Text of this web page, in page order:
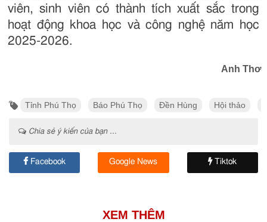
viên, sinh viên có thành tích xuất sắc trong
hoạt động khoa học và công nghệ năm học
2025-2026.
Anh Thơ
Tỉnh Phú Thọ Báo Phú Thọ Đền Hùng Hội thảo
Chia sẻ ý kiến của bạn ...
Facebook Google News Tiktok
XEM THÊM